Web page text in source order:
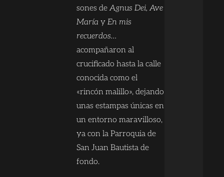
sones deAgnus Dei, Ave
María yEn mis
recuerdos…
acompañaron al
crucificado hasta la calle
conocida como el
«rincón malillo», dejando
unas estampas únicas en
un entorno maravilloso,
ya con la Parroquia de
San Juan Bautista de
fondo.